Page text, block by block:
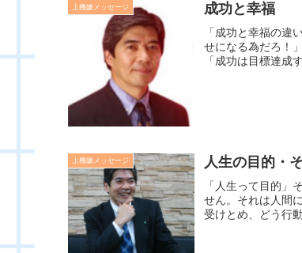
上機嫌メッセージ 成功と幸福
「成功と幸福の違
せになる為だろ！
「成功は目標達成
上機嫌メッセージ 人生の目的・
「人生って目的」
せん。それは人間
受けとめ、どう行